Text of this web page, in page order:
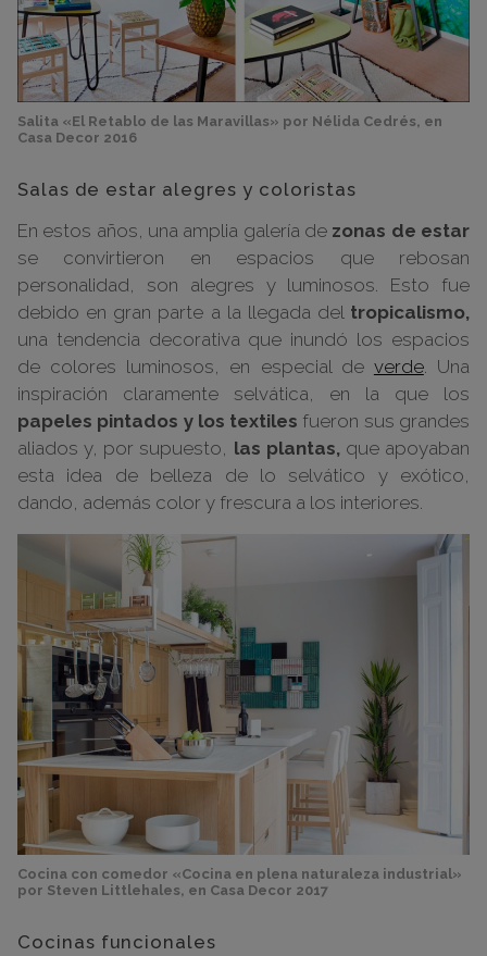
Salita «El Retablo de las Maravillas» por Nélida Cedrés, en
Casa Decor 2016
Salas de estar alegres y coloristas
En estos años, una amplia galería de zonas de estar
se convirtieron en espacios que rebosan
personalidad, son alegres y luminosos. Esto fue
debido en gran parte a la llegada del tropicalismo,
una tendencia decorativa que inundó los espacios
de colores luminosos, en especial de verde. Una
inspiración claramente selvática, en la que los
papeles pintados y los textiles fueron sus grandes
aliados y, por supuesto,
las plantas,que apoyaban
esta idea de belleza de lo selvático y exótico,
dando, además color y frescura a los interiores.
Cocina con comedor «Cocina en plena naturaleza industrial»
por Steven Littlehales, en Casa Decor 2017
Cocinas funcionales